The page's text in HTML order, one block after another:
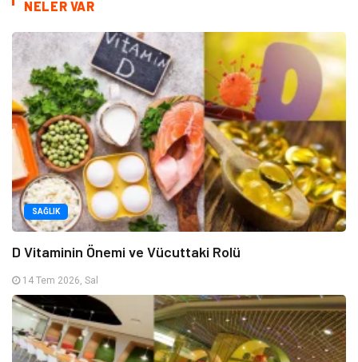
NELER VAR
SAĞLIK
D Vitaminin Önemi ve Vücuttaki Rolü
14 Tem 2026, Sal